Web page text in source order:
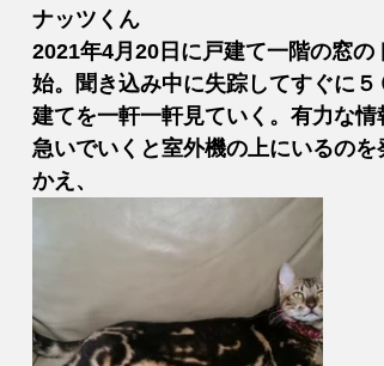
ナッツくん
2021年4月20日に戸建て一階の窓
始。聞き込み中に失踪してすぐに
建てを一軒一軒見ていく。有力な
急いでいくと室外機の上にいるの
かえ、